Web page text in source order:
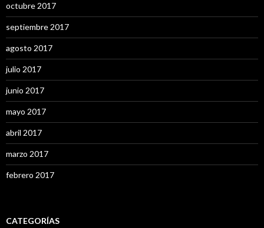
octubre 2017
septiembre 2017
agosto 2017
julio 2017
junio 2017
mayo 2017
abril 2017
marzo 2017
febrero 2017
CATEGORÍAS